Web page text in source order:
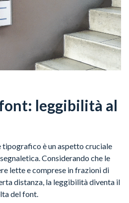
leggibilità al
tipografico è un aspetto cruciale
Considerando che le
lette e comprese in frazioni di
distanza, la leggibilità diventa il
del font.